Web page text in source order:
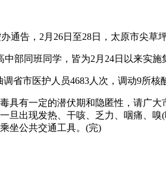
，2月26日至28日，太原市尖草
同班同学，皆为2月24日以来实施
市医护人员4683人次，调动9所核
有一定的潜伏期和隐匿性，请广大
出现发热、干咳、乏力、咽痛、
坐公共交通工具。(完)